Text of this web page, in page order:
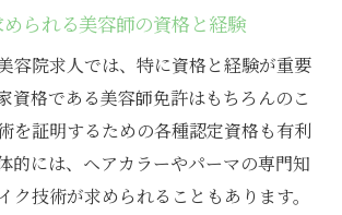
を意識した求人の探し方
今成で注目のトレンドサロン
を生かしたサービス提供の実例
する美容業界の最新トレンド
成の美容院で働く魅力的な理由
を取り入れた職場環境の特徴
られる美容師の資格と経験
容院求人では、特に資格と経験が重要
資格である美容師免許はもちろんのこ
を証明するための各種認定資格も有利
的には、ヘアカラーやパーマの専門知
ク技術が求められることもあります。